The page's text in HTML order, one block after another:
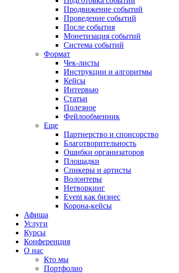
Продвижение событий
Проведение событий
После события
Монетизация событий
Система событий
Формат
Чек-листы
Инструкции и алгоритмы
Кейсы
Интервью
Статьи
Полезное
Фейлообменник
Еще
Партнерство и спонсорство
Благотворительность
Ошибки организаторов
Площадки
Спикеры и артисты
Волонтеры
Нетворкинг
Event как бизнес
Корона-кейсы
Афиша
Услуги
Курсы
Конференция
О нас
Кто мы
Портфолио